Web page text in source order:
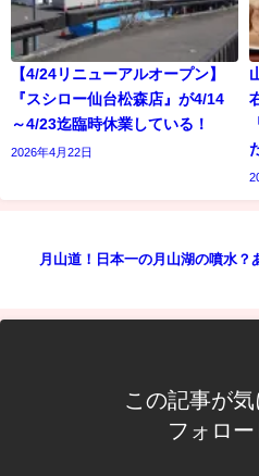
【4/24リニューアルオープン】
『スシロー仙台松森店』が4/14
～4/23迄臨時休業している！
2026年4月22日
月山道！日本一の月山湖の噴水？
この記事が
フォロー